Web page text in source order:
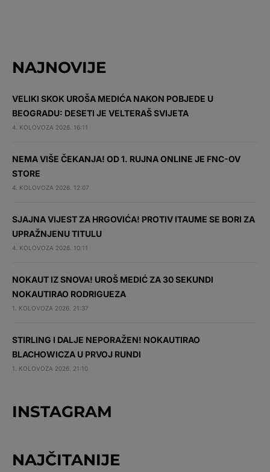
NAJNOVIJE
VELIKI SKOK UROŠA MEDIĆA NAKON POBJEDE U
BEOGRADU: DESETI JE VELTERAŠ SVIJETA
4. KOLOVOZA 2026. 16:11
NEMA VIŠE ČEKANJA! OD 1. RUJNA ONLINE JE FNC-OV
STORE
4. KOLOVOZA 2026. 12:07
SJAJNA VIJEST ZA HRGOVIĆA! PROTIV ITAUME SE BORI ZA
UPRAŽNJENU TITULU
4. KOLOVOZA 2026. 10:11
NOKAUT IZ SNOVA! UROŠ MEDIĆ ZA 30 SEKUNDI
NOKAUTIRAO RODRIGUEZA
1. KOLOVOZA 2026. 21:37
STIRLING I DALJE NEPORAŽEN! NOKAUTIRAO
BLACHOWICZA U PRVOJ RUNDI
1. KOLOVOZA 2026. 21:10
INSTAGRAM
NAJČITANIJE